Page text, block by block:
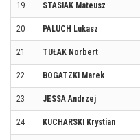
19 STASIAK Mateusz
20 PALUCH Lukasz
21 TUŁAK Norbert
22 BOGATZKI Marek
23 JESSA Andrzej
24 KUCHARSKI Krystian